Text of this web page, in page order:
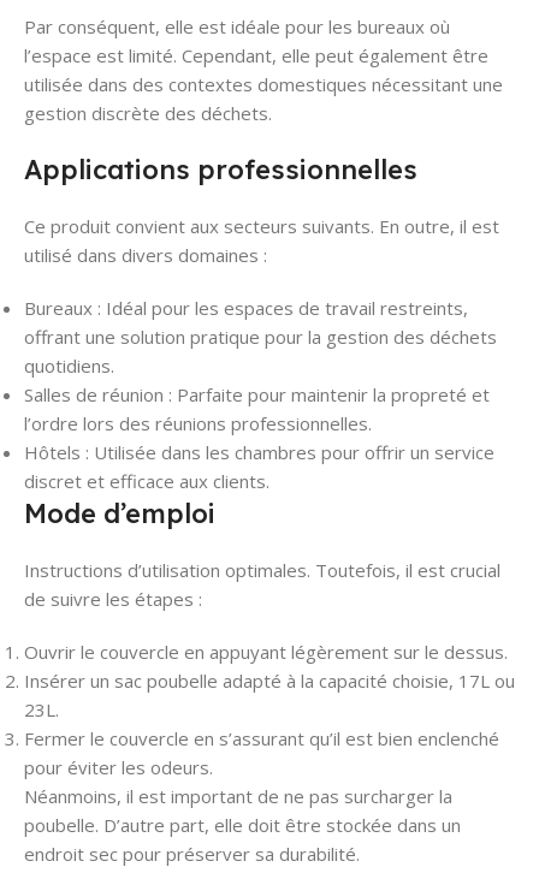
Par conséquent, elle est idéale pour les bureaux où
l’espace est limité. Cependant, elle peut également être
utilisée dans des contextes domestiques nécessitant une
gestion discrète des déchets.
Applications professionnelles
Ce produit convient aux secteurs suivants. En outre, il est
utilisé dans divers domaines :
Bureaux : Idéal pour les espaces de travail restreints,
offrant une solution pratique pour la gestion des déchets
quotidiens.
Salles de réunion : Parfaite pour maintenir la propreté et
l’ordre lors des réunions professionnelles.
Hôtels : Utilisée dans les chambres pour offrir un service
discret et efficace aux clients.
Mode d’emploi
Instructions d’utilisation optimales. Toutefois, il est crucial
de suivre les étapes :
Ouvrir le couvercle en appuyant légèrement sur le dessus.
Insérer un sac poubelle adapté à la capacité choisie, 17L ou
23L.
Fermer le couvercle en s’assurant qu’il est bien enclenché
pour éviter les odeurs.
Néanmoins, il est important de ne pas surcharger la
poubelle. D’autre part, elle doit être stockée dans un
endroit sec pour préserver sa durabilité.